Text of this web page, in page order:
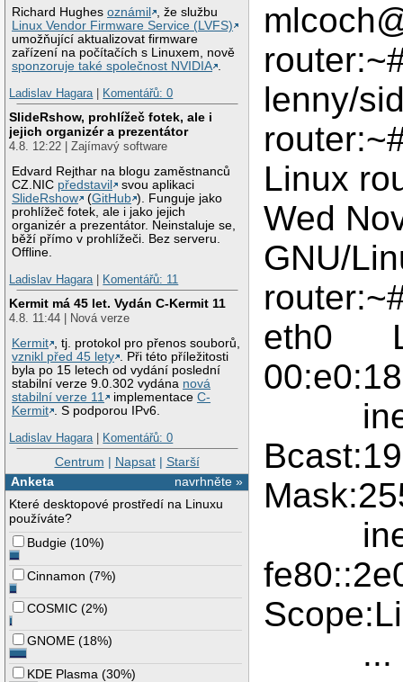
Richard Hughesoznámil
, že službu
Linux Vendor Firmware Service (LVFS)
umožňující aktualizovat firmware
zařízení na počítačích s Linuxem, nově
sponzoruje také společnost NVIDIA .
Ladislav Hagara| Komentářů: 0
SlideRshow, prohlížeč fotek, ale i
jejich organizér a prezentátor
4.8. 12:22 | Zajímavý software
Edvard Rejthar na blogu zaměstnanců
CZ.NIC představil
svou aplikaci
SlideRshow
(GitHub ). Funguje jako
prohlížeč fotek, ale i jako jejich
organizér a prezentátor. Neinstaluje se,
běží přímo v prohlížeči. Bez serveru.
Offline.
Ladislav Hagara| Komentářů: 11
Kermit má 45 let. Vydán C-Kermit 11
4.8. 11:44 | Nová verze
Kermit , tj. protokol pro přenos souborů,
vznikl před 45 lety . Při této příležitosti
byla po 15 letech od vydání poslední
stabilní verze 9.0.302 vydána nová
stabilní verze 11
implementaceC-
Kermit . S podporou IPv6.
Ladislav Hagara| Komentářů: 0
Centrum | Napsat| Starší
navrhněte »
Anketa
Které desktopové prostředí na Linuxu
používáte?
Budgie (10%)
Cinnamon (7%)
COSMIC (2%)
GNOME (18%)
KDE Plasma (30%)
lenny/
Linux
Wed
GNU/
eth0
inet
...